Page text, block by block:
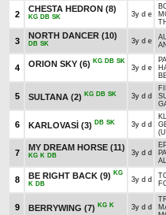
2
CHESTA HEDRON (8)
KG DB SK 3y d e
3
NORTH DANCER (10)
DB SK 3y d e
4 ORION SKY (6) KG DB SK
3y d e
5 SULTANA (2) KG DB SK 3y d d
6 KARLOVASİ (3) DB SK 3y d d
7
MY DREAM HORSE (11)
KG K DB 3y d d
8 BE RIGHT BACK (9) KG
K DB
3y d d
9 BERRYWING (7) KG K 3y d d